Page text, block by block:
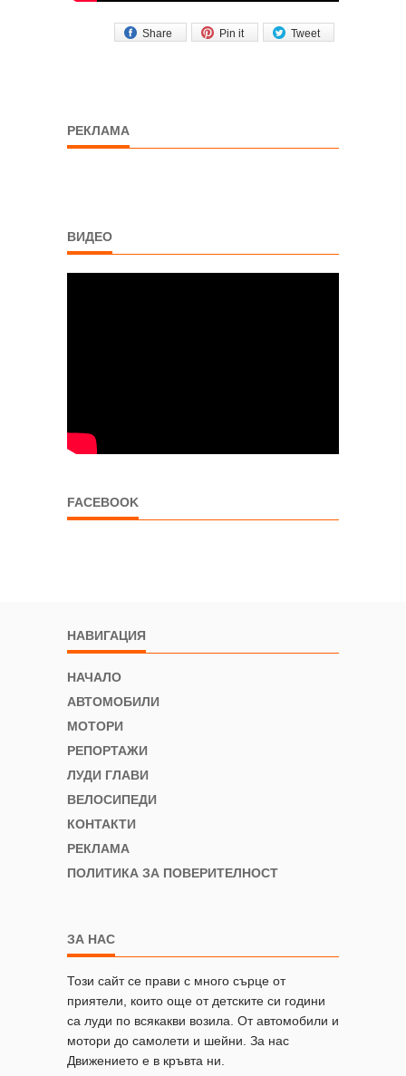
Tweet
Pin it
Share
РЕКЛАМА
ВИДЕО
FACEBOOK
НАВИГАЦИЯ
НАЧАЛО
АВТОМОБИЛИ
МОТОРИ
РЕПОРТАЖИ
ЛУДИ ГЛАВИ
ВЕЛОСИПЕДИ
КОНТАКТИ
РЕКЛАМА
ПОЛИТИКА ЗА ПОВЕРИТЕЛНОСТ
ЗА НАС
Този сайт се прави с много сърце от
приятели, които още от детските си години
са луди по всякакви возила. От автомобили и
мотори до самолети и шейни. За нас
Движението е в кръвта ни.